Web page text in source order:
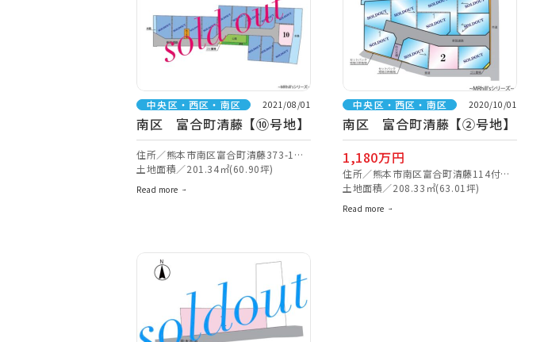
中央区・西区・南区 2021/08/01
南区 富合町清藤【⑩号地】
住所／熊本市南区富合町清藤373-1付
近【ナビ検索】
土地面積／201.34㎡(60.90坪)
Read more
中央区・西区・南区 2020/10/01
南区 富合町清藤【②号地】
1,180万円
住所／熊本市南区富合町清藤114付近
【ナビ検索】
土地面積／208.33㎡(63.01坪)
Read more